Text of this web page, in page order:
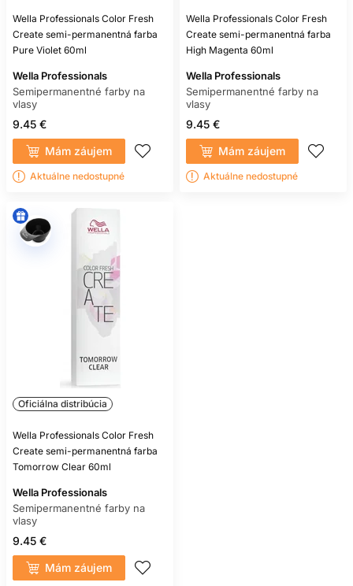
Wella Professionals Color Fresh
Create semi-permanentná farba
Pure Violet 60ml
Wella Professionals
Semipermanentné farby na
vlasy
9.45 €
Mám záujem
Aktuálne nedostupné
Wella Professionals Color Fresh
Create semi-permanentná farba
High Magenta 60ml
Wella Professionals
Semipermanentné farby na
vlasy
9.45 €
Mám záujem
Aktuálne nedostupné
Oficiálna distribúcia
Wella Professionals Color Fresh
Create semi-permanentná farba
Tomorrow Clear 60ml
Wella Professionals
Semipermanentné farby na
vlasy
9.45 €
Mám záujem